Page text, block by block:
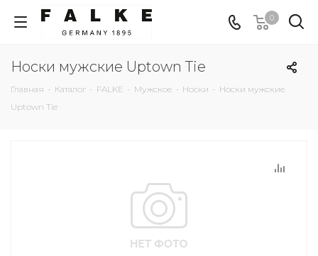
0
Носки мужские Uptown Tie
Главная - Каталог - FALKE - Мужское - Носки - Носки мужские
Uptown Tie